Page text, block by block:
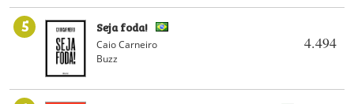
5
4.494
Seja foda!
Caio Carneiro
Buzz